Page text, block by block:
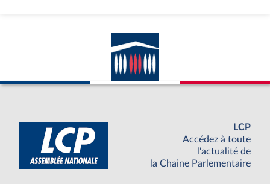
LCP
Accédez à toute
l'actualité de
la Chaine Parlementaire